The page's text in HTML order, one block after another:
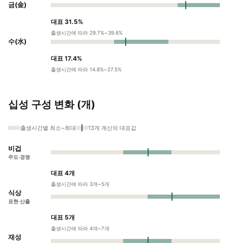
금(金)
대표 31.5%
출생시간에 따라 29.7%~39.6%
수(水)
대표 17.4%
출생시간에 따라 14.8%~27.5%
십성 구성 변화 (개)
출생시간별 최소~최대 13개 계산의 대표값
비겁
주도·경쟁
대표 4개
출생시간에 따라 3개~5개
식상
표현·산출
대표 5개
출생시간에 따라 4개~7개
재성